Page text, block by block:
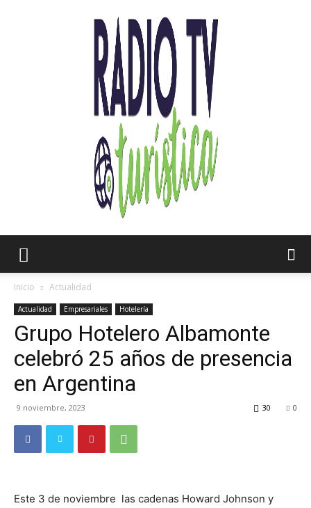
TV
Inicio Actualidad
Actualidad Empresariales Hotelería
Grupo Hotelero Albamonte
celebró 25 años de presencia
en Argentina
9 noviembre, 2023 0
30
Este 3 de noviembre las cadenas Howard Johnson y